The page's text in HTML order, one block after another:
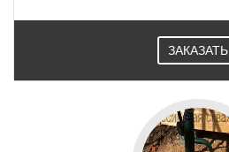
ЗАКАЗАТЬ